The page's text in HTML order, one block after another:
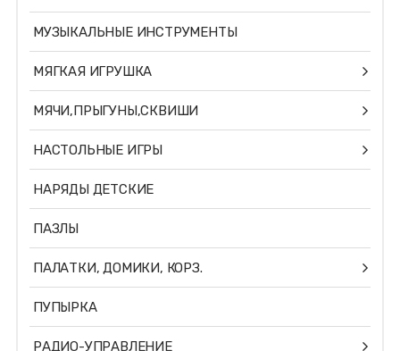
МУЗЫКАЛЬНЫЕ ИНСТРУМЕНТЫ
МЯГКАЯ ИГРУШКА
МЯЧИ,ПРЫГУНЫ,СКВИШИ
НАСТОЛЬНЫЕ ИГРЫ
НАРЯДЫ ДЕТСКИЕ
ПАЗЛЫ
ПАЛАТКИ, ДОМИКИ, КОРЗ.
ПУПЫРКА
РАДИО-УПРАВЛЕНИЕ